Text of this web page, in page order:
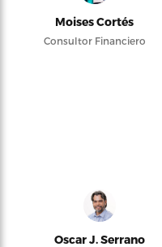
Moises Cortés
Consultor Financiero
Oscar J. Serrano